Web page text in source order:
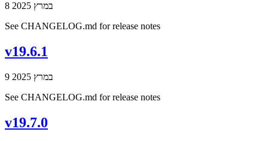
8 במרץ 2025
See CHANGELOG.md for release notes
v19.6.1
9 במרץ 2025
See CHANGELOG.md for release notes
v19.7.0